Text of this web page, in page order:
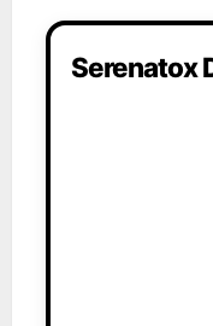
Serenatox